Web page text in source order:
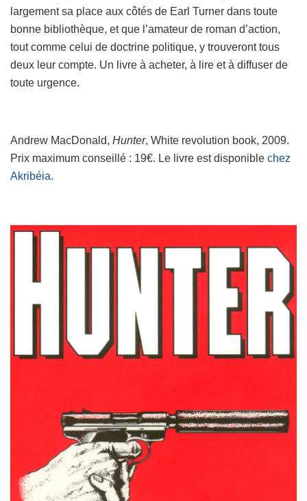
largement sa place aux côtés de Earl Turner dans toute
bonne bibliothèque, et que l’amateur de roman d’action,
tout comme celui de doctrine politique, y trouveront tous
deux leur compte. Un livre à acheter, à lire et à diffuser de
toute urgence.
Andrew MacDonald, Hunter, White revolution book, 2009.
Prix maximum conseillé : 19€. Le livre est disponible chez
Akribéia.